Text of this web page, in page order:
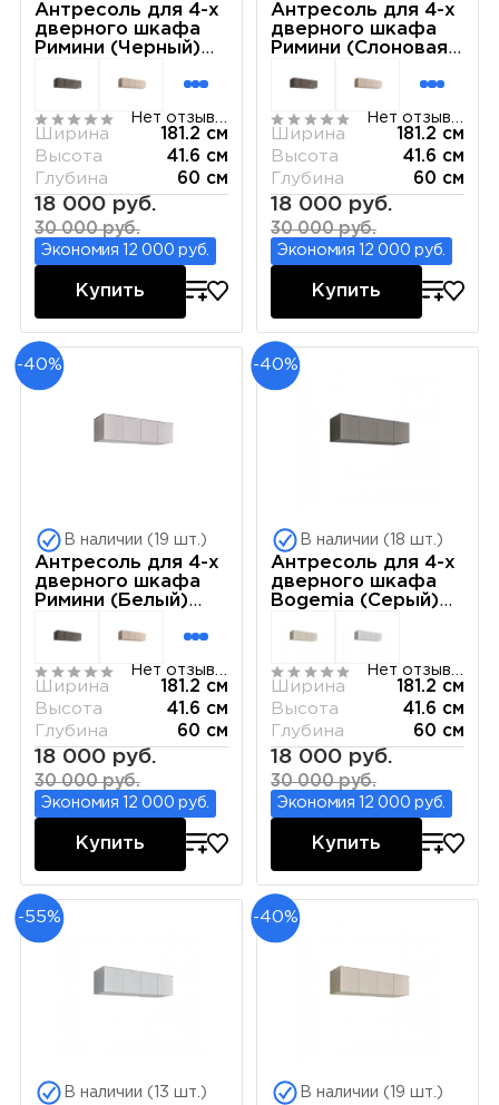
Антресоль для 4-х
дверного шкафа
Римини (Черный)
Ширина
181.2 см
Высота
41.6 см
Глубина
60 см
18 000 руб.
30 000 руб.
Экономия 12 000 руб.
Купить
Антресоль для 4-х
дверного шкафа
Римини (Слоновая
Ширина
181.2 см
Высота
41.6 см
Глубина
60 см
18 000 руб.
30 000 руб.
Экономия 12 000 руб.
Купить
-40%
В наличии (19 шт.)
Антресоль для 4-х
дверного шкафа
Римини (Белый)
Нет отзывов
Ширина
181.2 см
Высота
41.6 см
Глубина
60 см
18 000 руб.
30 000 руб.
Экономия 12 000 руб.
Купить
-40%
В наличии (18 шт.)
Антресоль для 4-х
дверного шкафа
Bogemia (Серый)
Нет отзывов
Ширина
181.2 см
Высота
41.6 см
Глубина
60 см
18 000 руб.
30 000 руб.
Экономия 12 000 руб.
Купить
-55%
В наличии (13 шт.)
-40%
В наличии (19 шт.)